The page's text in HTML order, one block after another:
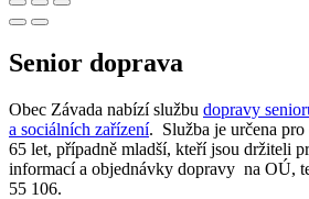
Senior doprava
Obec Závada nabízí službu dopravy
a sociálních zařízení. Služba je určena pro
65 let, případně mladší, kteří jsou držiteli
informací a objednávky dopravy na OÚ,
55 106.